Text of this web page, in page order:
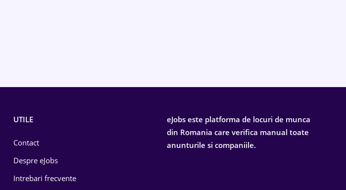
UTILE
Contact
Despre eJobs
Intrebari frecvente
eJobs este platforma de locuri de munca
din Romania care verifica manual toate
anunturile si companiile.